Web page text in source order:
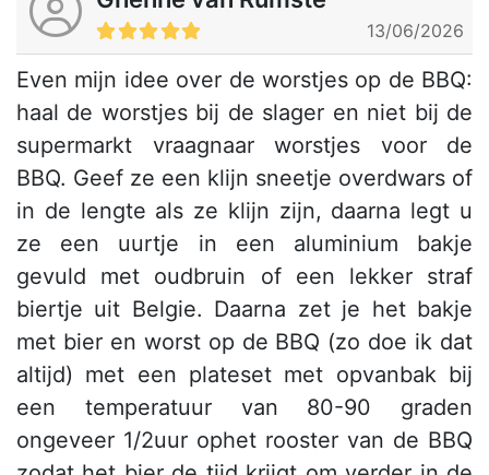
13/06/2026
Even mijn idee over de worstjes op de BBQ:
haal de worstjes bij de slager en niet bij de
supermarkt vraagnaar worstjes voor de
BBQ. Geef ze een klijn sneetje overdwars of
in de lengte als ze klijn zijn, daarna legt u
ze een uurtje in een aluminium bakje
gevuld met oudbruin of een lekker straf
biertje uit Belgie. Daarna zet je het bakje
met bier en worst op de BBQ (zo doe ik dat
altijd) met een plateset met opvanbak bij
een temperatuur van 80-90 graden
ongeveer 1/2uur ophet rooster van de BBQ